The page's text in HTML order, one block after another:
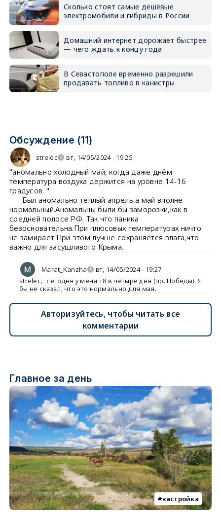
Сколько стоят самые дешёвые
электромобили и гибриды в России
Домашний интернет дорожает быстрее
— чего ждать к концу года
В Севастополе временно разрешили
продавать топливо в канистры
Обсуждение (11)
strelec вт, 14/05/2024 - 19:25
"аномально холодный май, когда даже днём
температура воздуха держится на уровне 14-16
градусов. "
Был аномально теплый апрель,а май вполне
нормальный.Аномальны были бы заморозки,как в
средней полосе РФ. Так что паника
безосновательна.При плюсовых температурах ничто
не замирает.При этом лучше сохраняется влага,что
важно для засушливого Крыма.
Marat_Kanzha
вт, 14/05/2024 - 19:27
strelec, сегодня у меня +8 в четыре дня (пр. Победы). Я
бы не сказал, что это нормально для мая.
Авторизуйтесь, чтобы читать все
комментарии
Главное за день
застройка